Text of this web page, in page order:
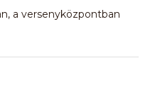
a versenyközpontban